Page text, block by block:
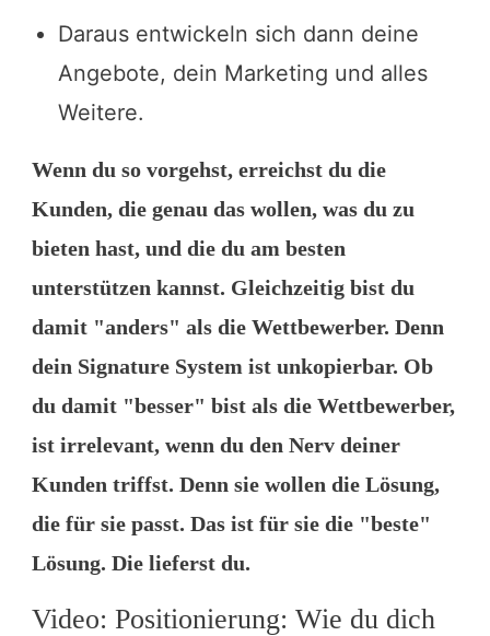
Daraus entwickeln sich dann deine
Angebote, dein Marketing und alles
Weitere.
Wenn du so vorgehst, erreichst du die
Kunden, die genau das wollen, was du zu
bieten hast, und die du am besten
unterstützen kannst. Gleichzeitig bist du
damit "anders" als die Wettbewerber. Denn
dein Signature System ist unkopierbar. Ob
du damit "besser" bist als die Wettbewerber,
ist irrelevant, wenn du den Nerv deiner
Kunden triffst. Denn sie wollen die Lösung,
die für sie passt. Das ist für sie die "beste"
Lösung. Die lieferst du.
Video: Positionierung: Wie du dich